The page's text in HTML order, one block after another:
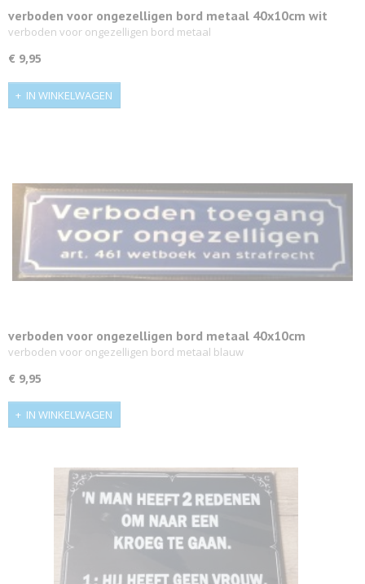
verboden voor ongezelligen bord metaal 40x10cm wit
verboden voor ongezelligen bord metaal
€ 9,95
IN WINKELWAGEN
verboden voor ongezelligen bord metaal 40x10cm
verboden voor ongezelligen bord metaal blauw
€ 9,95
IN WINKELWAGEN